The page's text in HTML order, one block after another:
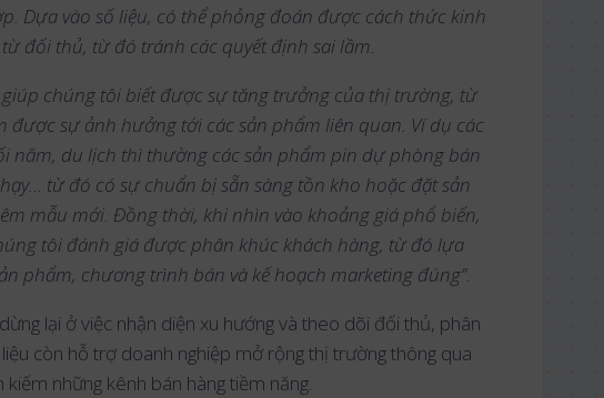
Dựa vào số liệu, có thể phỏng đoán được cách thức kinh
đối thủ, từ đó tránh các quyết định sai lầm.
giúp chúng tôi biết được sự tăng trưởng của thị trường, từ
được sự ảnh hưởng tới các sản phẩm liên quan. Ví dụ các
năm, du lịch thì thường các sản phẩm pin dự phòng bán
từ đó có sự chuẩn bị sẵn sàng tồn kho hoặc đặt sản
mẫu mới. Đồng thời, khi nhìn vào khoảng giá phổ biến,
tôi đánh giá được phân khúc khách hàng, từ đó lựa
phẩm, chương trình bán và kế hoạch marketing đúng”.
lại ở việc nhận diện xu hướng và theo dõi đối thủ, phân
còn hỗ trợ doanh nghiệp mở rộng thị trường thông qua
kiếm những kênh bán hàng tiềm năng.